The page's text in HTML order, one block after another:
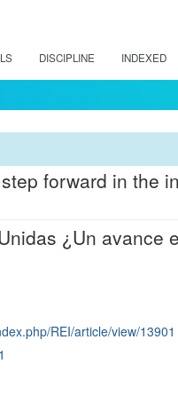
DISCIPLINE INDEXED
forward in the
¿Un avance
REI/article/view/13901